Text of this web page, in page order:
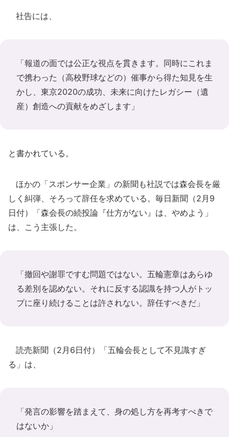
社告には、
「報道の面では公正な視点を貫きます。同時にこれま
で携わった（高校野球などの）催事から得た知見を生
かし、東京2020の成功、未来に向けたレガシー（遺
産）創造への貢献をめざします」
と書かれている。
ほかの「スポンサー企業」の新聞も社説では森会長を厳
しく糾弾、そろって辞任を求めている。毎日新聞（2月9
日付）「森会長の続投論『仕方がない』は、やめよう」
は、こう主張した。
「撤回や謝罪ですむ問題ではない。五輪憲章はあらゆ
る差別を認めない。それに反する認識を持つ人がトッ
プに座り続けることは許されない。辞任すべきだ」
読売新聞（2月6日付）「五輪会長として不見識すぎ
る」は、
「発言の影響を踏まえて、身の処し方を再考すべきで
はないか」